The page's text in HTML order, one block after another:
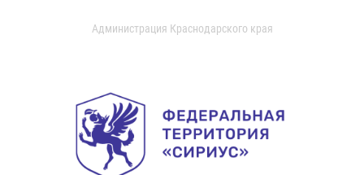
Администрация Краснодарского края